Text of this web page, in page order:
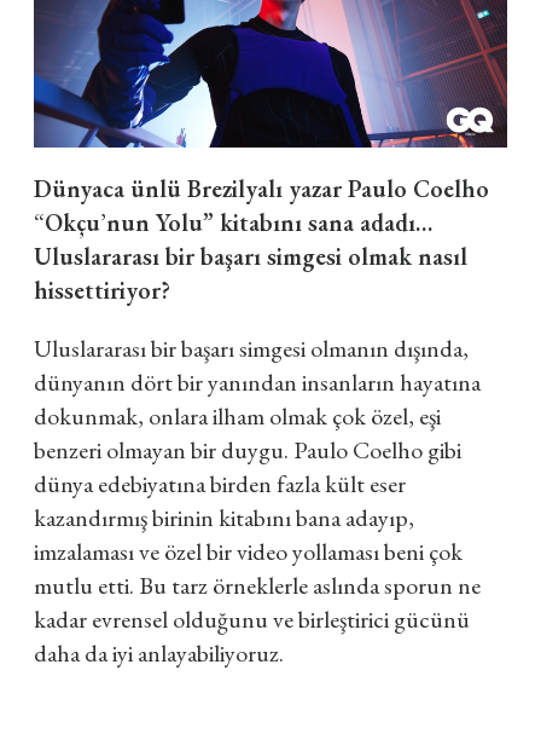
Dünyaca ünlü Brezilyalı yazar Paulo Coelho
“Okçu’nun Yolu” kitabını sana adadı…
Uluslararası bir başarı simgesi olmak nasıl
hissettiriyor?
Uluslararası bir başarı simgesi olmanın dışında,
dünyanın dört bir yanından insanların hayatına
dokunmak, onlara ilham olmak çok özel, eşi
benzeri olmayan bir duygu. Paulo Coelho gibi
dünya edebiyatına birden fazla kült eser
kazandırmış birinin kitabını bana adayıp,
imzalaması ve özel bir video yollaması beni çok
mutlu etti. Bu tarz örneklerle aslında sporun ne
kadar evrensel olduğunu ve birleştirici gücünü
daha da iyi anlayabiliyoruz.